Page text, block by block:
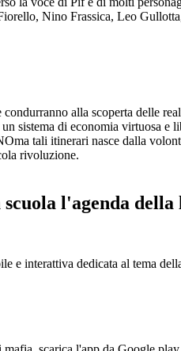
Nino Frassica, Leo
alla scoperta delle
sistema di economia virtuosa
tali itinerari nasce dalla
rivoluzione.
l'agenda della
e interattiva dedicata al tema